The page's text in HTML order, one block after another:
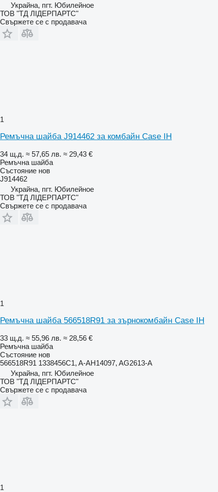
Украйна, пгт. Юбилейное
ТОВ "ТД ЛІДЕРПАРТС"
Свържете се с продавача
1
Ремъчна шайба J914462 за комбайн Case IH
34 щ.д. ≈ 57,65 лв. ≈ 29,43 €
Ремъчна шайба
Състояние нов
J914462
Украйна, пгт. Юбилейное
ТОВ "ТД ЛІДЕРПАРТС"
Свържете се с продавача
1
Ремъчна шайба 566518R91 за зърнокомбайн Case IH
33 щ.д. ≈ 55,96 лв. ≈ 28,56 €
Ремъчна шайба
Състояние нов
566518R91 1338456C1, A-AH14097, AG2613-A
Украйна, пгт. Юбилейное
ТОВ "ТД ЛІДЕРПАРТС"
Свържете се с продавача
1